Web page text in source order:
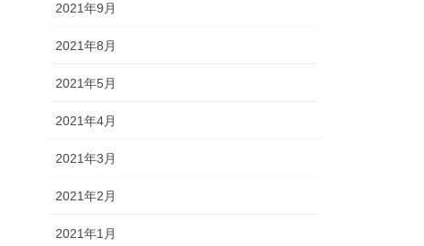
2021年9月
2021年8月
2021年5月
2021年4月
2021年3月
2021年2月
2021年1月